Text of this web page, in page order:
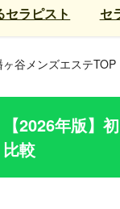
ラピスト セ
谷メンズエステTOP
【2026年版】
比較